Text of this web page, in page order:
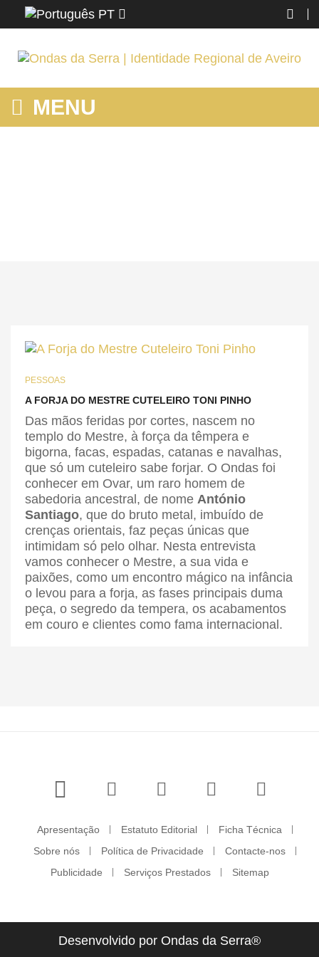
PT
MENU
PESSOAS
A FORJA DO MESTRE CUTELEIRO TONI PINHO
Das mãos feridas por cortes, nascem no
templo do Mestre, à força da têmpera e
bigorna, facas, espadas, catanas e navalhas,
que só um cuteleiro sabe forjar. O Ondas foi
conhecer em Ovar, um raro homem de
sabedoria ancestral, de nome António
Santiago, que do bruto metal, imbuído de
crenças orientais, faz peças únicas que
intimidam só pelo olhar. Nesta entrevista
vamos conhecer o Mestre, a sua vida e
paixões, como um encontro mágico na infância
o levou para a forja, as fases principais duma
peça, o segredo da tempera, os acabamentos
em couro e clientes como fama internacional.
Apresentação Estatuto Editorial
Ficha Técnica
Sobre nós
Política de Privacidade
Contacte-nos
Publicidade
Serviços Prestados Sitemap
Desenvolvido por Ondas da Serra®